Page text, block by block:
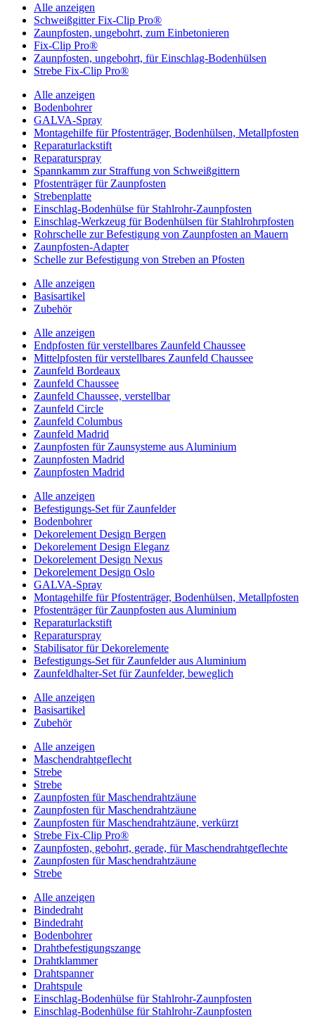
Alle anzeigen
Schweißgitter Fix-Clip Pro®
Zaunpfosten, ungebohrt, zum Einbetonieren
Fix-Clip Pro®
Zaunpfosten, ungebohrt, für Einschlag-Bodenhülsen
Strebe Fix-Clip Pro®
Alle anzeigen
Bodenbohrer
GALVA-Spray
Montagehilfe für Pfostenträger, Bodenhülsen, Metallpfosten
Reparaturlackstift
Reparaturspray
Spannkamm zur Straffung von Schweißgittern
Pfostenträger für Zaunpfosten
Strebenplatte
Einschlag-Bodenhülse für Stahlrohr-Zaunpfosten
Einschlag-Werkzeug für Bodenhülsen für Stahlrohrpfosten
Rohrschelle zur Befestigung von Zaunpfosten an Mauern
Zaunpfosten-Adapter
Schelle zur Befestigung von Streben an Pfosten
Alle anzeigen
Basisartikel
Zubehör
Alle anzeigen
Endpfosten für verstellbares Zaunfeld Chaussee
Mittelpfosten für verstellbares Zaunfeld Chaussee
Zaunfeld Bordeaux
Zaunfeld Chaussee
Zaunfeld Chaussee, verstellbar
Zaunfeld Circle
Zaunfeld Columbus
Zaunfeld Madrid
Zaunpfosten für Zaunsysteme aus Aluminium
Zaunpfosten Madrid
Zaunpfosten Madrid
Alle anzeigen
Befestigungs-Set für Zaunfelder
Bodenbohrer
Dekorelement Design Bergen
Dekorelement Design Eleganz
Dekorelement Design Nexus
Dekorelement Design Oslo
GALVA-Spray
Montagehilfe für Pfostenträger, Bodenhülsen, Metallpfosten
Pfostenträger für Zaunpfosten aus Aluminium
Reparaturlackstift
Reparaturspray
Stabilisator für Dekorelemente
Befestigungs-Set für Zaunfelder aus Aluminium
Zaunfeldhalter-Set für Zaunfelder, beweglich
Alle anzeigen
Basisartikel
Zubehör
Alle anzeigen
Maschendrahtgeflecht
Strebe
Strebe
Zaunpfosten für Maschendrahtzäune
Zaunpfosten für Maschendrahtzäune
Zaunpfosten für Maschendrahtzäune, verkürzt
Strebe Fix-Clip Pro®
Zaunpfosten, gebohrt, gerade, für Maschendrahtgeflechte
Zaunpfosten für Maschendrahtzäune
Strebe
Alle anzeigen
Bindedraht
Bindedraht
Bodenbohrer
Drahtbefestigungszange
Drahtklammer
Drahtspanner
Drahtspule
Einschlag-Bodenhülse für Stahlrohr-Zaunpfosten
Einschlag-Bodenhülse für Stahlrohr-Zaunpfosten